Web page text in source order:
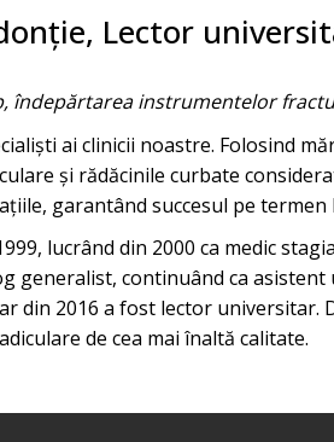
Lector
îndepărtarea instrumentelor
ai clinicii noastre. Folosind
și rădăcinile curbate
garantând succesul pe
lucrând din 2000 ca medic
generalist, continuând ca
din 2016 a fost lector universitar.
de cea mai înaltă calitate.